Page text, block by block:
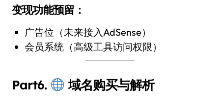
变现功能预留：
广告位（未来接入AdSense）
会员系统（高级工具访问权限）
Part6. 域名购买与解析